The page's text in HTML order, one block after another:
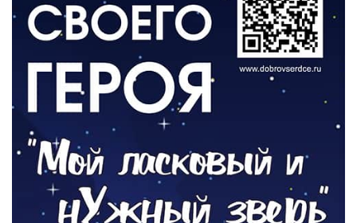
РАЗЪЯСНЯЕМ
Контракт с новой выплатой
05.08.2026